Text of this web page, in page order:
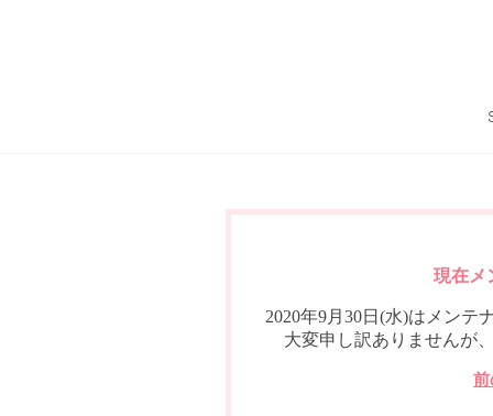
現在メ
2020年9月30日(水)はメンテ
大変申し訳ありませんが
前